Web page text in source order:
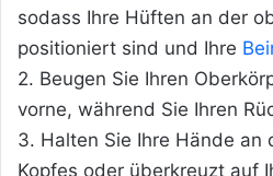
sodass Ihre Hüften an der
positioniert sind und Ihre
2. Beugen Sie Ihren
vorne, während Sie Ihren
3. Halten Sie Ihre Hände an
Kopfes oder überkreuzt auf